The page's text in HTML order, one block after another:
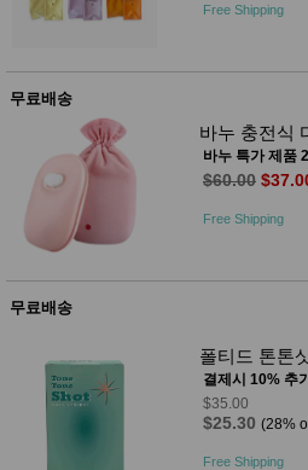
Free Shipping
무료배송
바누 충전식
바누 특가 제품
$60.00
Free Shipping
무료배송
폴티드 톤톤
결제시 10% 추
$35.00
$25.30 (28%
Free Shipping